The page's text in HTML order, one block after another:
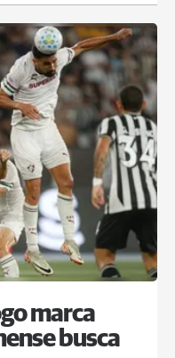
marca
busca